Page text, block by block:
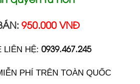
950.000 VNĐ
LIÊN HỆ: 0939.467.245
PHÍ TRÊN TOÀN QUỐC